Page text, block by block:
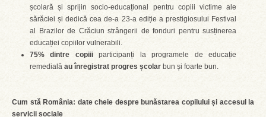
școlară și sprijin socio-educațional pentru copiii victime ale
sărăciei și dedică cea de-a 23-a ediție a prestigiosului Festival
al Brazilor de Crăciun strângerii de fonduri pentru susținerea
educației copiilor vulnerabili.
75% dintre copiiiparticipanți la programele de educație
remedială au înregistrat progres școlar bun și foarte bun.
Cum stă România: date cheie despre bunăstarea copilului și accesul la
servicii sociale